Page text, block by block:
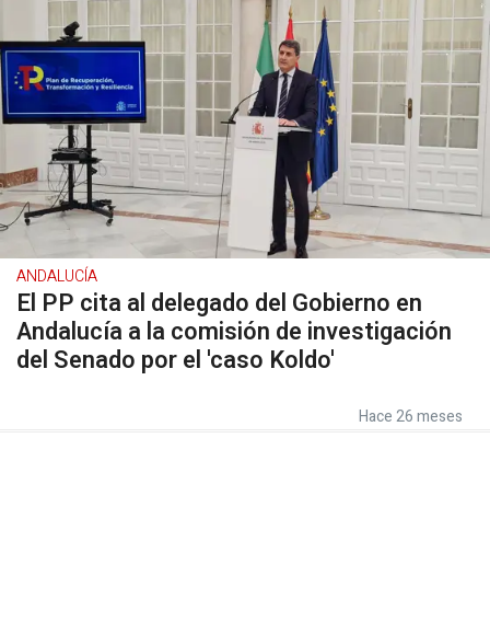
ANDALUCÍA
El PP cita al delegado del Gobierno en
Andalucía a la comisión de investigación
del Senado por el 'caso Koldo'
Hace 26 meses